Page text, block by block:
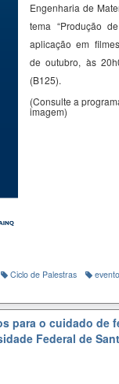
Engenharia de
tema “Produção
aplicação em
de outubro, às
(B125).
(Consulte a
imagem)
Ciclo de Palestras evento
para o cuidado de
Federal de